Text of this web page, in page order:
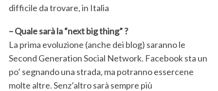
difficile da trovare, in Italia
– Quale sarà la “next big thing” ?
La prima evoluzione (anche dei blog) saranno le
Second Generation Social Network. Facebook sta un
po’ segnando una strada, ma potranno essercene
molte altre. Senz’altro sarà sempre più